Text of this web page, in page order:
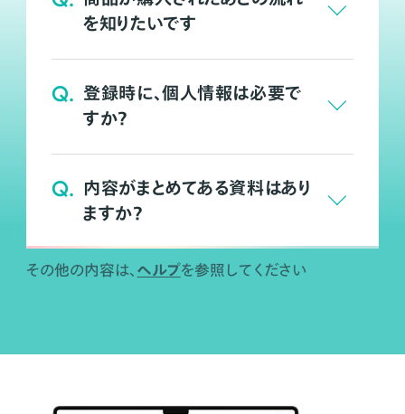
を知りたいです
Q. 登録時に、個人情報は必要で
すか？
Q. 内容がまとめてある資料はあり
ますか？
その他の内容は、 ヘルプを参照してください